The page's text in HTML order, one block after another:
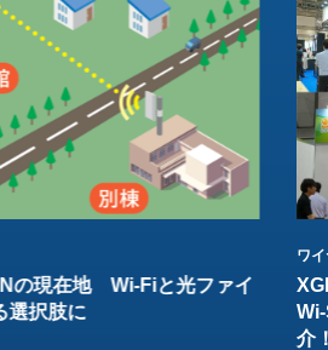
の現在地 Wi-Fiと光ファイ
選択肢に
ワ
介